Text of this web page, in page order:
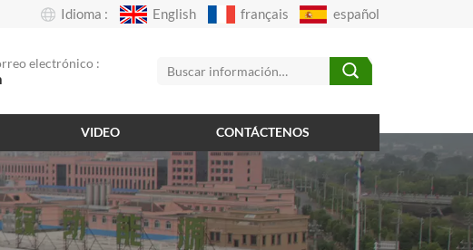
Idioma : English français español
electrónico :
VIDEO CONTÁCTENOS